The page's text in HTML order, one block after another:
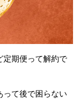
定期便って解約で
って後で困らない